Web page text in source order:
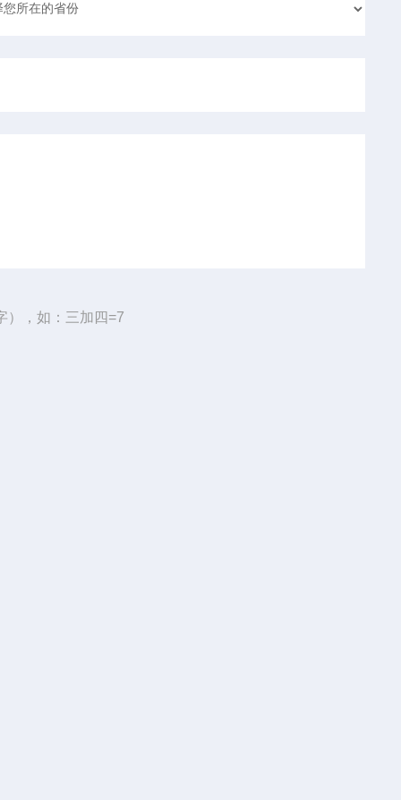
），如：三加四=7